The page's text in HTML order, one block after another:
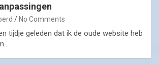
No Comments
tijdje geleden dat ik de oude website heb